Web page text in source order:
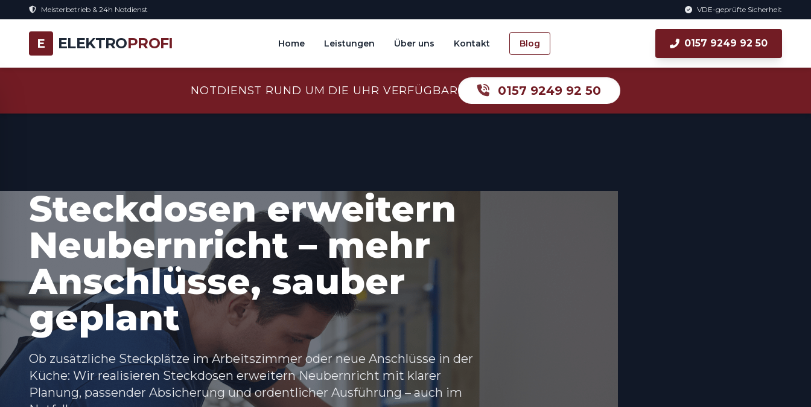
Meisterbetrieb & 24h Notdienst VDE-geprüfte Sicherheit
E ELEKTROPROFI Home Leistungen Über uns Kontakt Blog 0157 9249 92 50
NOTDIENST RUND UM DIE UHR VERFÜGBAR 0157 9249 92 50
Steckdosen erweitern
Neubernricht – mehr
Anschlüsse, sauber
geplant
Ob zusätzliche Steckplätze im Arbeitszimmer oder neue Anschlüsse in der
Küche: Wir realisieren Steckdosen erweitern Neubernricht mit klarer
Planung, passender Absicherung und ordentlicher Ausführung – auch im